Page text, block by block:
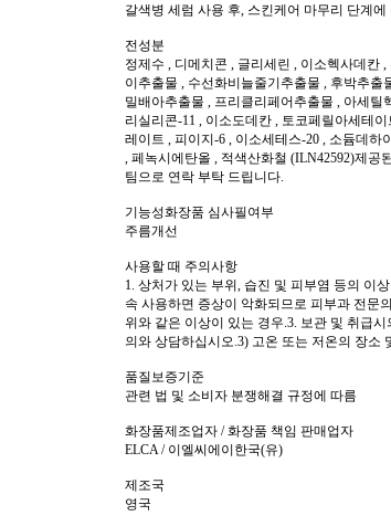
갈색병 세럼 사용 후, 스킨케어 마무리 단계
전성분
정제수 , 디메치콘 , 글리세린 , 이소헥사데칸
이추출물 , 수선화비늘줄기추출물 , 후박추
밀배아추출물 , 프리클리페어추출물 , 아세
리실리콘-11 , 이소도데칸 , 토코페릴아세테
레이트 , 피이지-6 , 이소세테스-20 , 소듐데
, 페녹시에탄올 , 적색산화철 (ILN42592)제공
팀으로 연락 부탁 드립니다.
기능성화장품 심사필여부
주름개선
사용할 때 주의사항
1. 상처가 있는 부위, 습진 및 피부염 등의 이
속 사용하면 증상이 악화되므로 피부과 전문
위와 같은 이상이 있는 경우.3. 보관 및 취급
의와 상담하십시오.3) 고온 또는 저온의 장소
품질보증기준
관련 법 및 소비자 분쟁해결 규정에 따름
화장품제조업자 / 화장품 책임 판매업자
ELCA / 이엘씨에이한국(유)
제조국
영국